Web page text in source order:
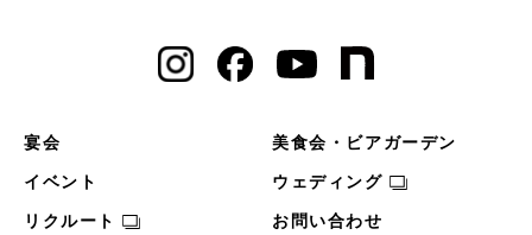
宴会 美食会・ビアガーデン
イベント ウェディング
リクルート お問い合わせ